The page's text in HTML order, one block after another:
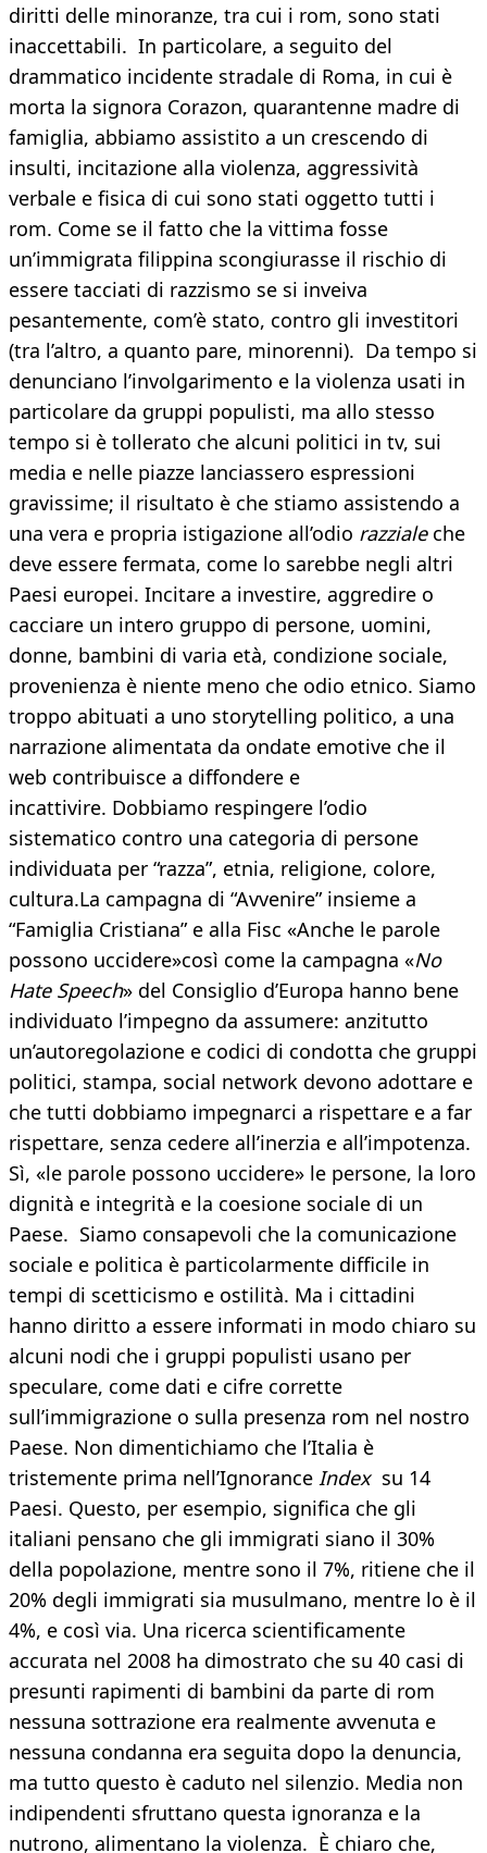
diritti delle minoranze, tra cui i rom, sono stati
inaccettabili. In particolare, a seguito del
drammatico incidente stradale di Roma, in cui è
morta la signora Corazon, quarantenne madre di
famiglia, abbiamo assistito a un crescendo di
insulti, incitazione alla violenza, aggressività
verbale e fisica di cui sono stati oggetto tutti i
rom. Come se il fatto che la vittima fosse
un’immigrata filippina scongiurasse il rischio di
essere tacciati di razzismo se si inveiva
pesantemente, com’è stato, contro gli investitori
(tra l’altro, a quanto pare, minorenni). Da tempo si
denunciano l’involgarimento e la violenza usati in
particolare da gruppi populisti, ma allo stesso
tempo si è tollerato che alcuni politici in tv, sui
media e nelle piazze lanciassero espressioni
gravissime; il risultato è che stiamo assistendo a
una vera e propria istigazione all’odio razzialeche
deve essere fermata, come lo sarebbe negli altri
Paesi europei. Incitare a investire, aggredire o
cacciare un intero gruppo di persone, uomini,
donne, bambini di varia età, condizione sociale,
provenienza è niente meno che odio etnico. Siamo
troppo abituati a uno storytelling politico, a una
narrazione alimentata da ondate emotive che il
web contribuisce a diffondere e
incattivire. Dobbiamo respingere l’odio
sistematico contro una categoria di persone
individuata per “razza”, etnia, religione, colore,
cultura.La campagna di “Avvenire” insieme a
“Famiglia Cristiana” e alla Fisc «Anche le parole
possono uccidere»così come la campagna «No
Hate Speech» del Consiglio d’Europa hanno bene
individuato l’impegno da assumere: anzitutto
un’autoregolazione e codici di condotta che gruppi
politici, stampa, social network devono adottare e
che tutti dobbiamo impegnarci a rispettare e a far
rispettare, senza cedere all’inerzia e all’impotenza.
Sì, «le parole possono uccidere» le persone, la loro
dignità e integrità e la coesione sociale di un
Paese. Siamo consapevoli che la comunicazione
sociale e politica è particolarmente difficile in
tempi di scetticismo e ostilità. Ma i cittadini
hanno diritto a essere informati in modo chiaro su
alcuni nodi che i gruppi populisti usano per
speculare, come dati e cifre corrette
sull’immigrazione o sulla presenza rom nel nostro
Paese. Non dimentichiamo che l’Italia è
tristemente prima nell’Ignorance Indexsu 14
Paesi. Questo, per esempio, significa che gli
italiani pensano che gli immigrati siano il 30%
della popolazione, mentre sono il 7%, ritiene che il
20% degli immigrati sia musulmano, mentre lo è il
4%, e così via. Una ricerca scientificamente
accurata nel 2008 ha dimostrato che su 40 casi di
presunti rapimenti di bambini da parte di rom
nessuna sottrazione era realmente avvenuta e
nessuna condanna era seguita dopo la denuncia,
ma tutto questo è caduto nel silenzio. Media non
indipendenti sfruttano questa ignoranza e la
nutrono, alimentano la violenza. È chiaro che,